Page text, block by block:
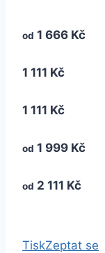
od 1 666 Kč
1 111 Kč
1 111 Kč
od 1 999 Kč
od 2 111 Kč
TiskZeptat se